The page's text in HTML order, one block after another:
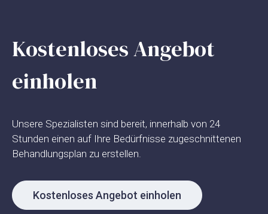
Kostenloses Angebot
einholen
Unsere Spezialisten sind bereit, innerhalb von 24
Stunden einen auf Ihre Bedürfnisse zugeschnittenen
Behandlungsplan zu erstellen.
Kostenloses Angebot einholen